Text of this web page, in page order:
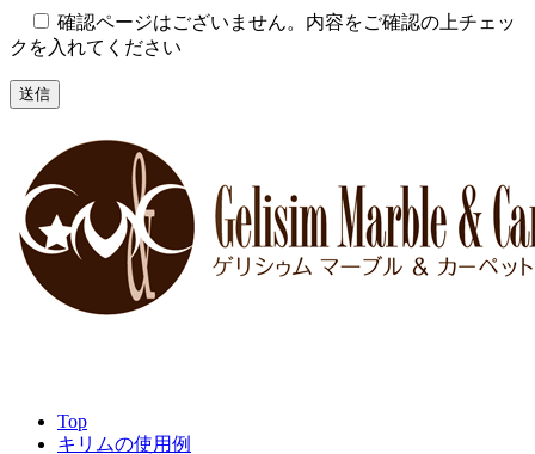
確認ページはございません。内容をご確認の上チェッ
クを入れてください
Top
キリムの使用例